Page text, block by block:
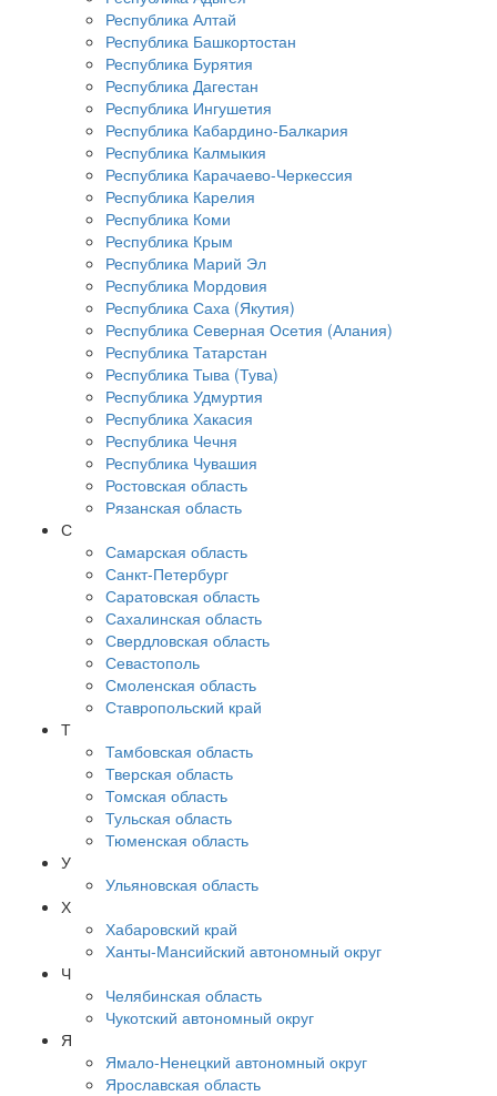
Республика Алтай
Республика Башкортостан
Республика Бурятия
Республика Дагестан
Республика Ингушетия
Республика Кабардино-Балкария
Республика Калмыкия
Республика Карачаево-Черкессия
Республика Карелия
Республика Коми
Республика Крым
Республика Марий Эл
Республика Мордовия
Республика Саха (Якутия)
Республика Северная Осетия (Алания)
Республика Татарстан
Республика Тыва (Тува)
Республика Удмуртия
Республика Хакасия
Республика Чечня
Республика Чувашия
Ростовская область
Рязанская область
С
Самарская область
Санкт-Петербург
Саратовская область
Сахалинская область
Свердловская область
Севастополь
Смоленская область
Ставропольский край
Т
Тамбовская область
Тверская область
Томская область
Тульская область
Тюменская область
У
Ульяновская область
Х
Хабаровский край
Ханты-Мансийский автономный округ
Ч
Челябинская область
Чукотский автономный округ
Я
Ямало-Ненецкий автономный округ
Ярославская область